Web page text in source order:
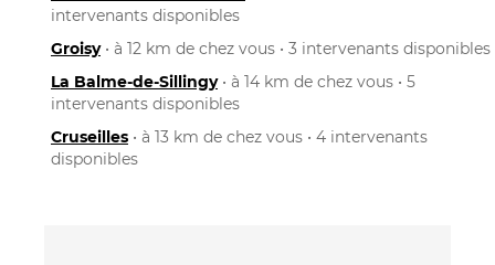
intervenants disponibles
Groisy• à 12 km de chez vous • 3 intervenants disponibles
La Balme-de-Sillingy• à 14 km de chez vous • 5
intervenants disponibles
Cruseilles • à 13 km de chez vous • 4 intervenants
disponibles